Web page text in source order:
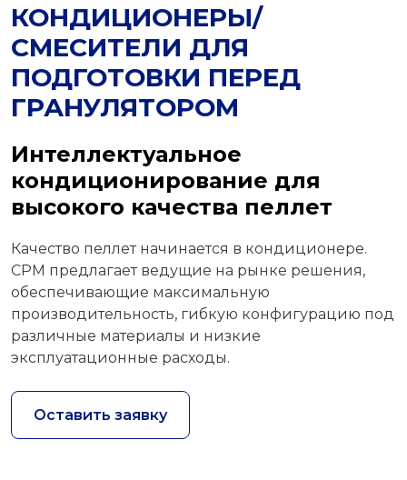
КОНДИЦИОНЕРЫ/
СМЕСИТЕЛИ ДЛЯ
ПОДГОТОВКИ ПЕРЕД
ГРАНУЛЯТОРОМ
Интеллектуальное
кондиционирование для
высокого качества пеллет
Качество пеллет начинается в кондиционере.
CPM предлагает ведущие на рынке решения,
обеспечивающие максимальную
производительность, гибкую конфигурацию под
различные материалы и низкие
эксплуатационные расходы.
Оставить заявку